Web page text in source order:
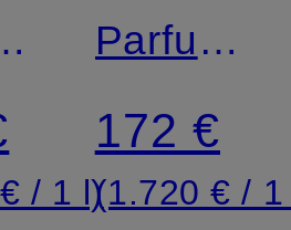
/ 1 l)
Parfum
-
172 €
(1.720 € /